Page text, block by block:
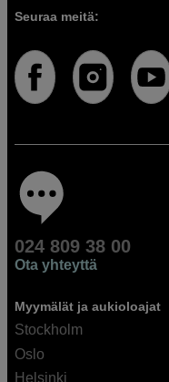
Seuraa meitä:
024 809 38 00
Ota yhteyttä
Myymälät ja aukioloajat
Stockholm
Oslo
Helsinki